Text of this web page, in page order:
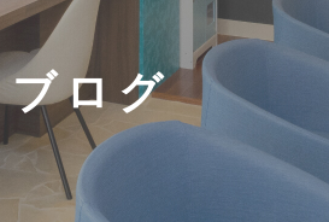
歯科医師紹介
当院の感染予防対策
院内紹介
設備紹介
ブログ